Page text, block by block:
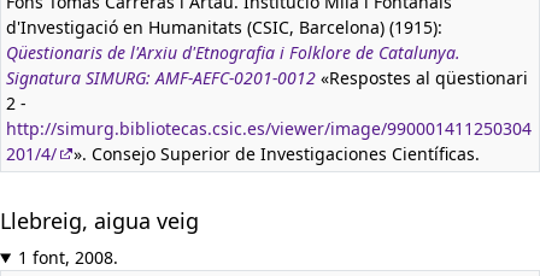
d'Investigació en Humanitats (CSIC, Barcelona) (1915):
Qüestionaris de l'Arxiu d'Etnografia i Folklore de Catalunya.
Signatura SIMURG: AMF-AEFC-0201-0012 «Respostes al qüestionari
2 -
http://simurg.bibliotecas.csic.es/viewer/image/990001411250304
201/4/
». Consejo Superior de Investigaciones Científicas.
Llebreig, aigua veig
1 font, 2008.